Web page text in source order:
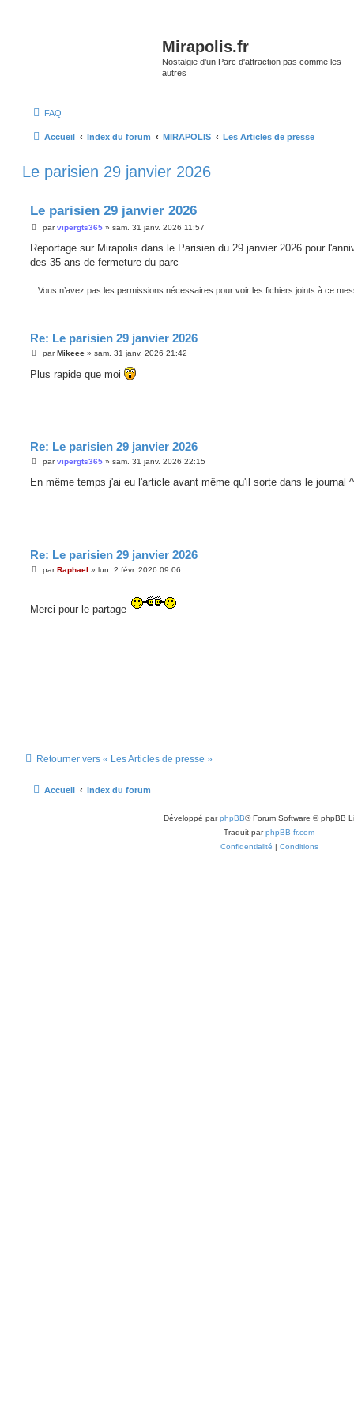
Mirapolis.fr
Nostalgie d'un Parc d'attraction pas comme les
autres
FAQ
Accueil Index du forum MIRAPOLIS Les Articles de presse
Le parisien 29 janvier 2026
Le parisien 29 janvier 2026
M
s
s
a
parvipergts365» sam. 31 janv. 2026 11:57
Reportage sur Mirapolis dans le Parisien du 29 janvier 2026 pour
des 35 ans de fermeture du parc
Vous n’avez pas les permissions nécessaires pour voir les fichiers joints à ce
Re: Le parisien 29 janvier 2026
M
s
s
parMikeee» sam. 31 janv. 2026 21:42
Plus rapide que moi
Re: Le parisien 29 janvier 2026
M
s
parvipergts365» sam. 31 janv. 2026 22:15
En même temps j'ai eu l'article avant même qu'il sorte dans le journal
Re: Le parisien 29 janvier 2026
M
a
parRaphael » lun. 2 févr. 2026 09:06
Merci pour le partage
Retourner vers « Les Articles de presse »
Accueil Index du forum
Développé parphpBB® Forum Software © phpBB
Traduit parphpBB-fr.com
Confidentialité | Conditions